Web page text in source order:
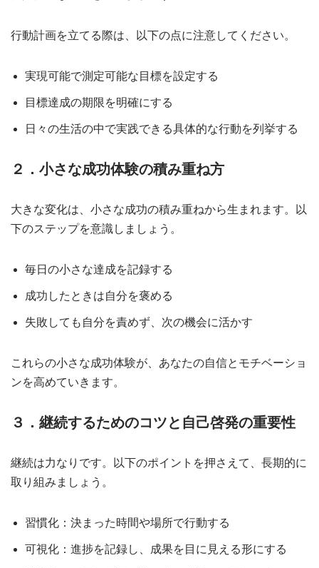
行動計画を立てる際は、以下の点に注意してください。
実現可能で測定可能な目標を設定する
目標達成の期限を明確にする
日々の生活の中で実践できる具体的な行動を列挙する
２．小さな成功体験の積み重ね方
大きな変化は、小さな成功の積み重ねから生まれます。以
下のステップを意識しましょう。
毎日の小さな達成を記録する
成功したときは自分を褒める
失敗しても自分を責めず、次の機会に活かす
これらの小さな成功体験が、あなたの自信とモチベーショ
ンを高めていきます。
３．継続するためのコツと自己啓発の重要性
継続は力なりです。以下のポイントを押さえて、長期的に
取り組みましょう。
習慣化：決まった時間や場所で行動する
可視化：進捗を記録し、成果を目に見える形にする